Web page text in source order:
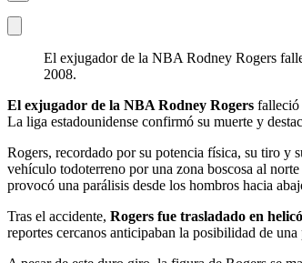
El exjugador de la NBA Rodney Rogers
2008.
El exjugador de la NBA Rodney Rogers falleció
La liga estadounidense confirmó su muerte y
Rogers, recordado por su potencia física, su tiro y
vehículo todoterreno por una zona boscosa al
provocó una parálisis desde los hombros hacia
Tras el accidente, Rogers fue trasladado en
reportes cercanos anticipaban la posibilidad de